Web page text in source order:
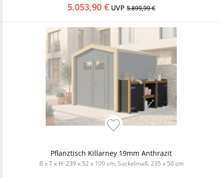
5.053,90 € UVP 5.899,99 €
Pflanztisch Killarney 19mm Anthrazit
B x T x H: 239 x 52 x 109 cm, Sockelmaß: 235 x 50 cm